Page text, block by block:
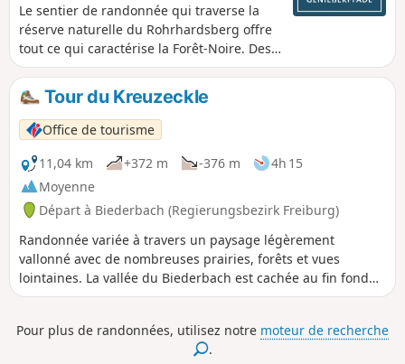
Le sentier de randonnée qui traverse la
réserve naturelle du Rohrhardsberg offre
tout ce qui caractérise la Forêt-Noire. Des
pâturages verdoyants, des prairies et des
forêts ainsi que des marais, une cascade
et pendant toute la randonnée on profite
des vues magnifiques. On trouve des
horloges coucou de toutes les formes et de
toutes les couleurs dans les forêts. Une
expérience de randonnée particulière !
Tour du Kreuzeckle
Office de tourisme
11,04 km
+372 m -376 m
4h 15
Moyenne
Départ à Biederbach (Regierungsbezirk Freiburg)
Randonnée variée à travers un paysage légèrement
vallonné avec de nombreuses prairies, forêts et vues
lointaines. La vallée du Biederbach est cachée au fin fond
du ZweiTälerLand. Il est possible de passer à côté de la
quelques kilomètres seulement, vous pouvez découvrir tout
le charme de ce paysage. Des collines, des fermes
Pour plus de randonnées, utilisez notre moteur de recherche
.